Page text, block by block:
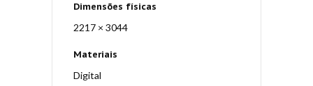
Dimensões físicas
2217 × 3044
Materiais
Digital